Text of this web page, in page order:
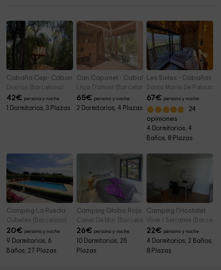
Cabaña Cep- Cabanes Dosrius
Dosrius (Barcelona)
42€ persona y noche
1 Dormitorios, 3 Plazas
Can Caponet - Cabaña
Lliça D'amunt (Barcelona)
65€ persona y noche
2 Dormitorios, 4 Plazas
Les Suites - Cabañas
Santa Maria De
67€ persona y noche
24
opiniones
4 Dormitorios, 4
Baños, 8 Plazas
Camping La Rueda
Cubelles (Barcelona)
20€ persona y noche
9 Dormitorios, 6
Baños, 27 Plazas
Camping Globo Rojo Barcelona
Canet De Mar (Barcelona)
26€ persona y noche
10 Dormitorios, 25
Plazas
Camping l'Hostalet
Viver i Serrateix
22€ persona y noche
4 Dormitorios, 2 Baños,
8 Plazas